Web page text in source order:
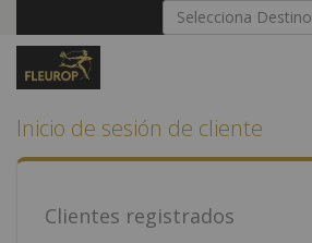
contenido
Selecciona Destino
Inicio de sesión de cliente
Clientes registrados